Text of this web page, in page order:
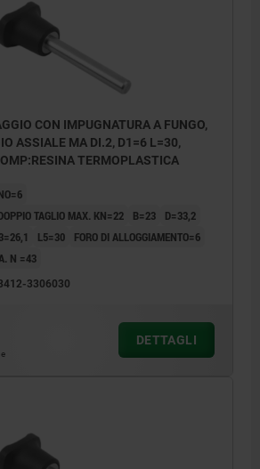
CON IMPUGNATURA A FUNGO,
ASSIALE MA DI.2, D1=6 L=30,
TERMOPLASTICA
TAGLIO MAX. KN=22
B=23
D=33,2
L5=30
FORO DI ALLOGGIAMENTO=6
N =43
3306030
DETTAGLI